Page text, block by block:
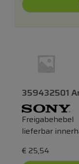
359432501
Freigabehebel
lieferbar
€ 25,54